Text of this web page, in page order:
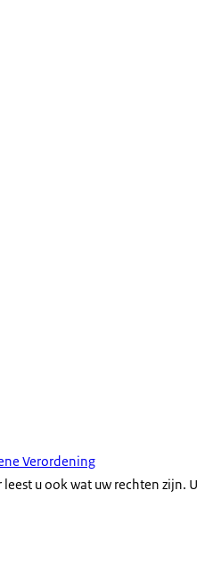
Verordening
u ook wat uw rechten zijn. U